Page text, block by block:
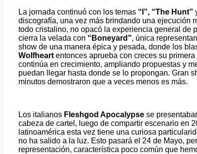
La jornada continuó con los temas “I”, “The Hunt”
discografía, una vez más brindando una ejecución
todo cristalino, no opacó la experiencia general de
cierra la velada con “Boneyard”, única
show de una manera épica y pesada, donde los
Wolfheart entonces aprueba con creces su
continúa en crecimiento, ampliando propuestas y
puedan llegar hasta donde se lo propongan. Gran
minutos demostraron que a veces menos es más.
Los italianos Fleshgod Apocalypse se
cabeza de cartel, luego de compartir escenario en
latinoamérica esta vez tiene una curiosa
no ha salido a la luz. Esto pasará el 24 de Mayo,
representación, característica poco común que